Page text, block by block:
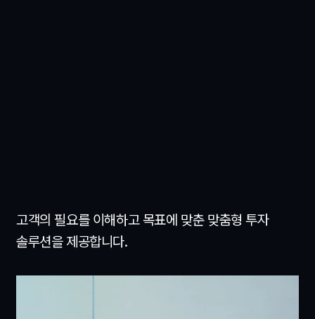
고객의 필요를 이해하고 목표에 맞춘 맞춤형 투자
솔루션을 제공합니다.